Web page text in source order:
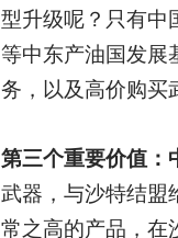
型升级呢？只有中
等中东产油国发展
务，以及高价购买
第三个重要价值：
武器，与沙特结盟
常之高的产品，在